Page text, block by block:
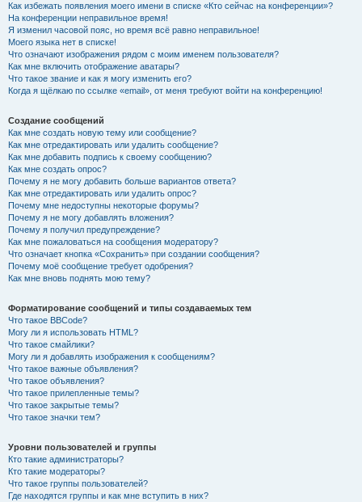
Как избежать появления моего имени в списке «Кто сейчас на конференции»?
На конференции неправильное время!
Я изменил часовой пояс, но время всё равно неправильное!
Моего языка нет в списке!
Что означают изображения рядом с моим именем пользователя?
Как мне включить отображение аватары?
Что такое звание и как я могу изменить его?
Когда я щёлкаю по ссылке «email», от меня требуют войти на конференцию!
Создание сообщений
Как мне создать новую тему или сообщение?
Как мне отредактировать или удалить сообщение?
Как мне добавить подпись к своему сообщению?
Как мне создать опрос?
Почему я не могу добавить больше вариантов ответа?
Как мне отредактировать или удалить опрос?
Почему мне недоступны некоторые форумы?
Почему я не могу добавлять вложения?
Почему я получил предупреждение?
Как мне пожаловаться на сообщения модератору?
Что означает кнопка «Сохранить» при создании сообщения?
Почему моё сообщение требует одобрения?
Как мне вновь поднять мою тему?
Форматирование сообщений и типы создаваемых тем
Что такое BBCode?
Могу ли я использовать HTML?
Что такое смайлики?
Могу ли я добавлять изображения к сообщениям?
Что такое важные объявления?
Что такое объявления?
Что такое прилепленные темы?
Что такое закрытые темы?
Что такое значки тем?
Уровни пользователей и группы
Кто такие администраторы?
Кто такие модераторы?
Что такое группы пользователей?
Где находятся группы и как мне вступить в них?